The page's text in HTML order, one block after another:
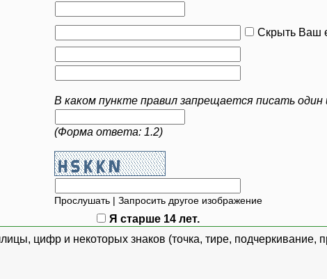
Скрыть Ваш
В каком пункте правил запрещается писать
(Форма ответа: 1.2)
Прослушать | Запросить другое изображение
Я старше 14 лет.
цифр и некоторых знаков (точка, тире,